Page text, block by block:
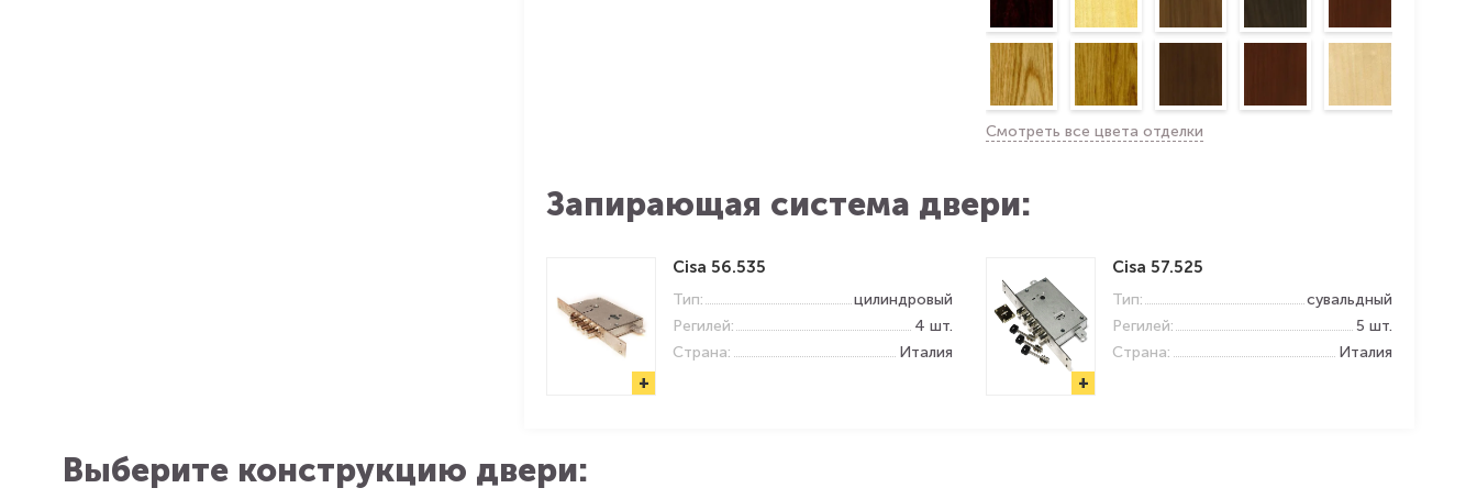
Смотреть все цвета отделки
Запирающая система двери:
+
Cisa 56.535
Тип:
цилиндровый
Регилей:
4 шт.
Страна:
Италия
+
Cisa 57.525
Тип:
сувальдный
Регилей:
5 шт.
Страна:
Италия
Выберите конструкцию двери: